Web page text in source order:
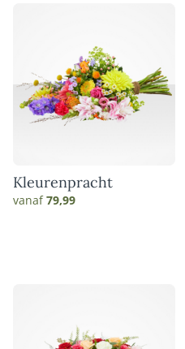
Kleurenpracht
vanaf79,99